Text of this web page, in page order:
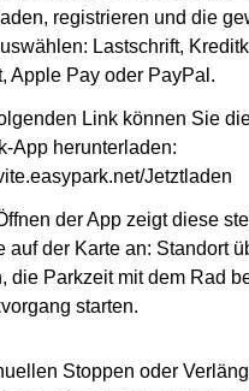
registrieren und die
Lastschrift,
Apple Pay oder PayPal.
Link können Sie
App herunterladen:
Jetztladen
der App zeigt diese
auf der Karte an: Standort
die Parkzeit mit dem Rad
starten.
Stoppen oder